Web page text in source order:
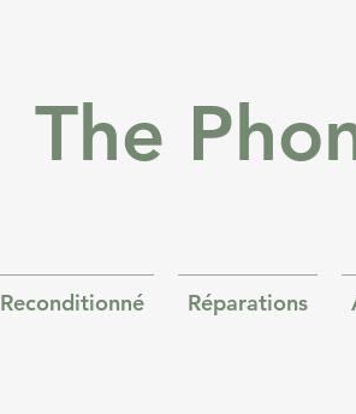
The
Reconditionné Réparations